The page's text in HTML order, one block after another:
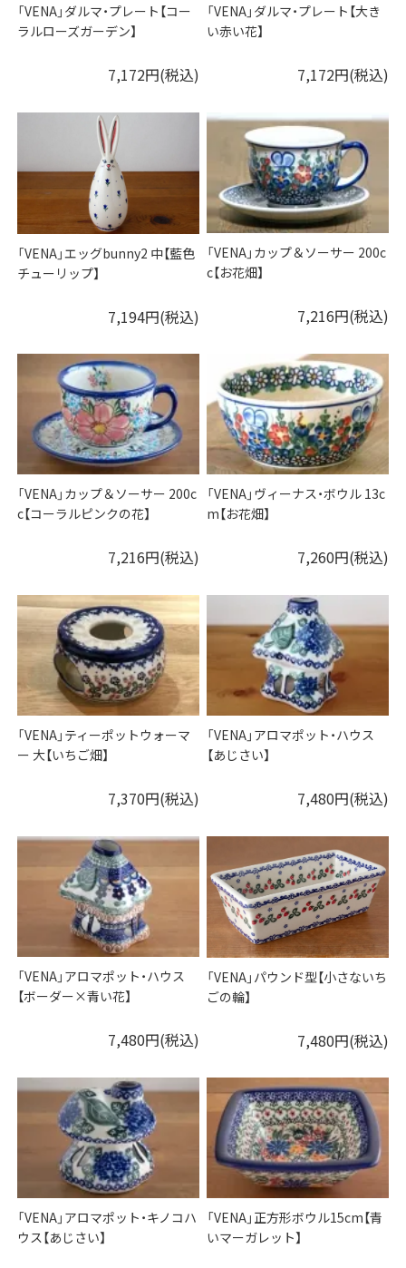
「VENA」ダルマ・プレート【コー
ラルローズガーデン】
7,172円(税込)
「VENA」ダルマ・プレート【大き
い赤い花】
7,172円(税込)
「VENA」エッグbunny2 中【藍色
チューリップ】
7,194円(税込)
「VENA」カップ＆ソーサー 200c
c【お花畑】
7,216円(税込)
「VENA」カップ＆ソーサー 200c
c【コーラルピンクの花】
7,216円(税込)
「VENA」ヴィーナス・ボウル 13c
m【お花畑】
7,260円(税込)
「VENA」ティーポットウォーマ
ー 大【いちご畑】
7,370円(税込)
「VENA」アロマポット・ハウス
【あじさい】
7,480円(税込)
「VENA」アロマポット・ハウス
【ボーダー×青い花】
7,480円(税込)
「VENA」パウンド型【小さないち
ごの輪】
7,480円(税込)
「VENA」アロマポット・キノコハ
ウス【あじさい】
「VENA」正方形ボウル15cm【青
いマーガレット】